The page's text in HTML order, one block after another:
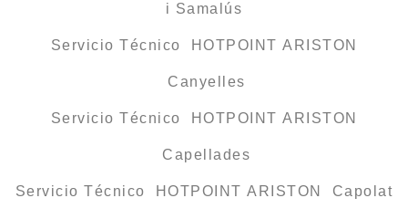
i Samalús
Servicio Técnico HOTPOINT ARISTON
Canyelles
Servicio Técnico HOTPOINT ARISTON
Capellades
Servicio Técnico HOTPOINT ARISTON Capolat